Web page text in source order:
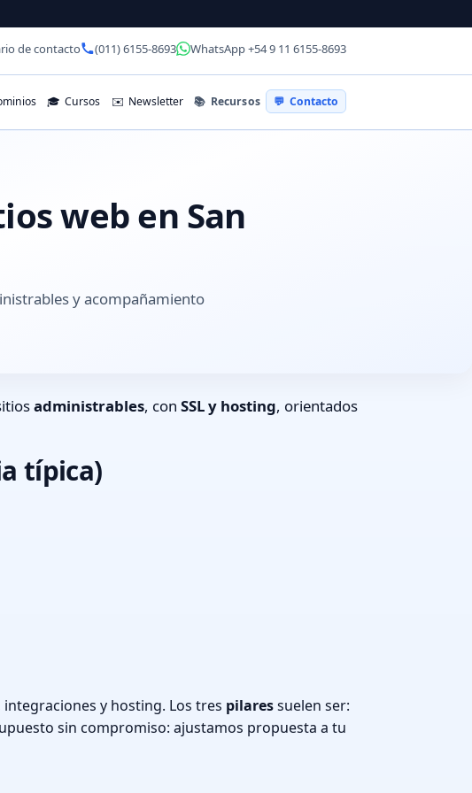
de contacto (011) 6155-8693 WhatsApp +54 9 11 6155-8693
🎓 Cursos ✉️ Newsletter 📚 Recursos 💬 Contacto
web en San
y acompañamiento
administrables, con SSL y hosting, orientados
típica)
y hosting. Los tres pilaressuelen ser:
sin compromiso: ajustamos propuesta a tu